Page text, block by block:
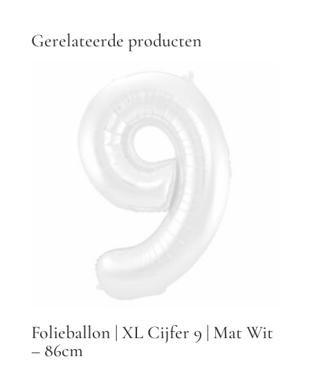
Gerelateerde producten
Folieballon | XL Cijfer 9 | Mat Wit
– 86cm